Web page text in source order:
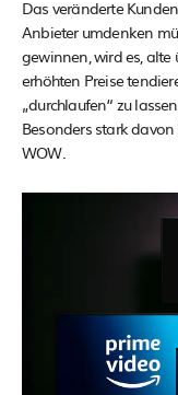
Das veränderte
Anbieter umdenken
gewinnen, wird es,
erhöhten Preise
„durchlaufen“ zu
Besonders stark
WOW.